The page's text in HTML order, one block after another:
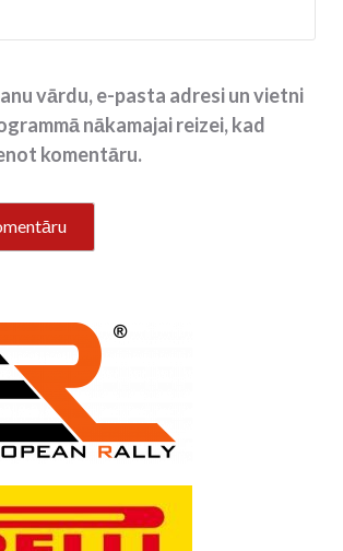
vārdu, e-pasta adresi un vietni
nākamajai reizei, kad
komentāru.